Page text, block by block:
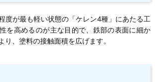
度が最も軽い状態の「ケレン4種」にあたる工
を高めるのが主な目的で、鉄部の表面に細か
り、塗料の接触面積を広げます。